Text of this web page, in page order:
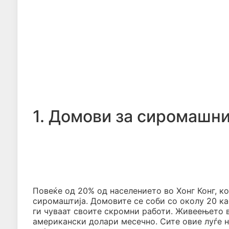
1. Домови за
Повеќе од 20% од населението во Хонг Конг,
сиромаштија. Домовите се соби со околу 20
ги чуваат своите скромни работи. Живеењето
американски долари месечно. Сите овие луѓе